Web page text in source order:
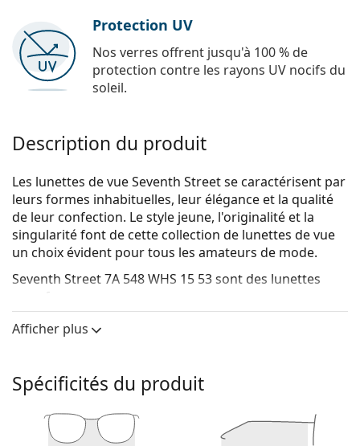
Protection UV
Nos verres offrent jusqu'à 100 % de
protection contre les rayons UV nocifs du
soleil.
Description du produit
Les lunettes de vue Seventh Street se caractérisent par
leurs formes inhabituelles, leur élégance et la qualité
de leur confection. Le style jeune, l'originalité et la
singularité font de cette collection de lunettes de vue
un choix évident pour tous les amateurs de mode.
Seventh Street 7A 548 WHS 15 53sont des lunettes
pour femmes.
Monture de lunettes de vue
noirs, bruns foncés, blancs ou gris.
personnes ayant une forme de visage ronde, ovale
ou triangulaire.
Afficher plus
Spécificités du produit